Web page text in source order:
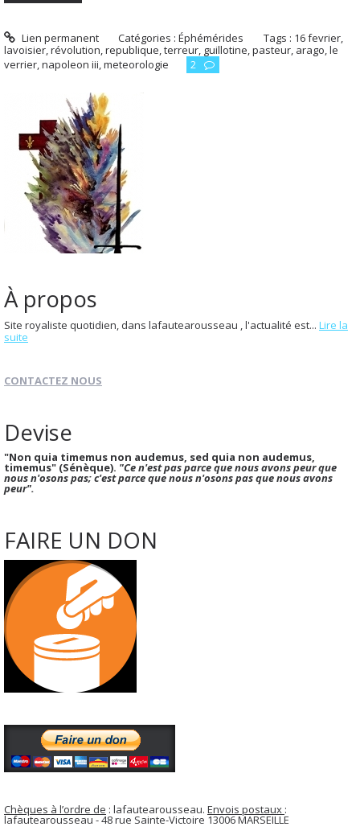
Lien permanent Catégories :Éphémérides Tags : 16 fevrier
lavoisier révolution republique terreur guillotine pasteur arago le
verrier napoleon iii meteorologie 2
À propos
Site royaliste quotidien, dans lafautearousseau , l'actualité est... Lire la
suite
CONTACTEZ NOUS
Devise
"Non quia timemus non audemus, sed quia non audemus,
timemus" (Sénèque). "Ce n'est pas parce que nous avons peur que
nous n'osons pas; c'est parce que nous n'osons pas que nous avons
peur".
FAIRE UN DON
Chèques à l’ordre de : lafautearousseau. Envois postaux :
lafautearousseau - 48 rue Sainte-Victoire 13006 MARSEILLE